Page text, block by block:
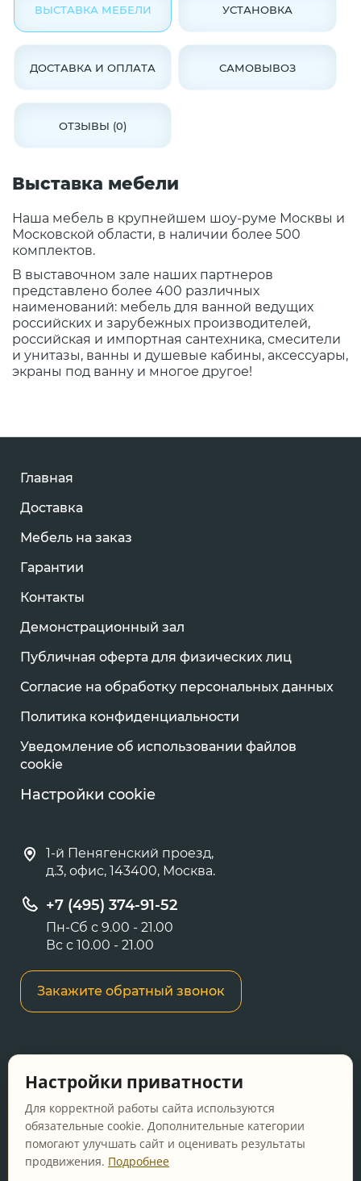
ВЫСТАВКА МЕБЕЛИ УСТАНОВКА
ДОСТАВКА И ОПЛАТА САМОВЫВОЗ
ОТЗЫВЫ (0)
Выставка мебели
Наша мебель в крупнейшем шоу-руме Москвы и
Московской области, в наличии более 500
комплектов.
В выставочном зале наших партнеров
представлено более 400 различных
наименований: мебель для ванной ведущих
российских и зарубежных производителей,
российская и импортная сантехника, смесители
и унитазы, ванны и душевые кабины, аксессуары,
экраны под ванну и многое другое!
Главная
Доставка
Мебель на заказ
Гарантии
Контакты
Демонстрационный зал
Публичная оферта для физических лиц
Согласие на обработку персональных данных
Политика конфиденциальности
Уведомление об использовании файлов
cookie
Настройки cookie
1-й Пенягенский проезд,
д.3, офис, 143400, Москва.
+7 (495) 374-91-52
Пн-Сб с 9.00 - 21.00
Вс с 10.00 - 21.00
Закажите обратный звонок
сайте носит информационный характер и не
является публичной офертой, определяемой
положениями Статьи 437 ГК РФ.
Перед оформлением заказа уточняйте
актуальную цену у менеджера по телефону.
Настройки приватности
Для корректной работы сайта используются
обязательные cookie. Дополнительные категории
помогают улучшать сайт и оценивать результаты
продвижения. Подробнее